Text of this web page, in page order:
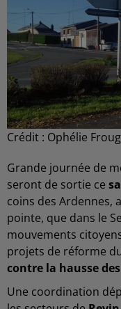
Crédit : Ophélie
Grande journée de
seront de sortie ce
coins des Ardennes,
pointe, que dans le
mouvements
projets de réforme
contre la hausse
Une coordination